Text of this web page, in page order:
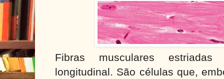
Fibras musculares
longitudinal. São células que,